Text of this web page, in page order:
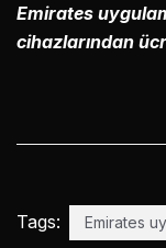
Emirates
cihazlarından
Tags: Emirates